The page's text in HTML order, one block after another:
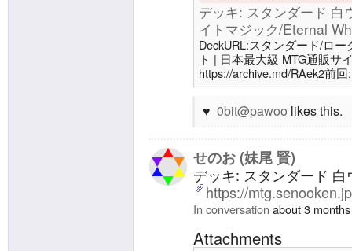
デッキ: スタンダード
イトマジック/Eternal
DeckURL:スタンダード/ロ
ト | 日本最大級 MTG通販サ
https://archive.md/RAek2前
v3.0.0 | エターナルホワイト
Designer 妹尾 賢/SENOO,
0bit@pawoo likes this.
せのお (妹尾 賢)
デッキ: スタンダード
https://
In conversation about 3
Attachments